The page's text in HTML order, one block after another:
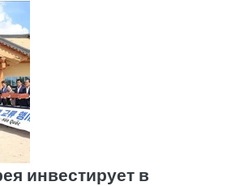
инвестирует в